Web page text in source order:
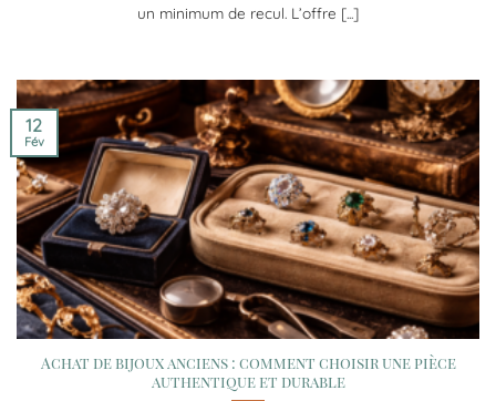
un minimum de recul. L’offre [...]
Achat de bijoux anciens : comment choisir une pièce
authentique et durable
12
Fév